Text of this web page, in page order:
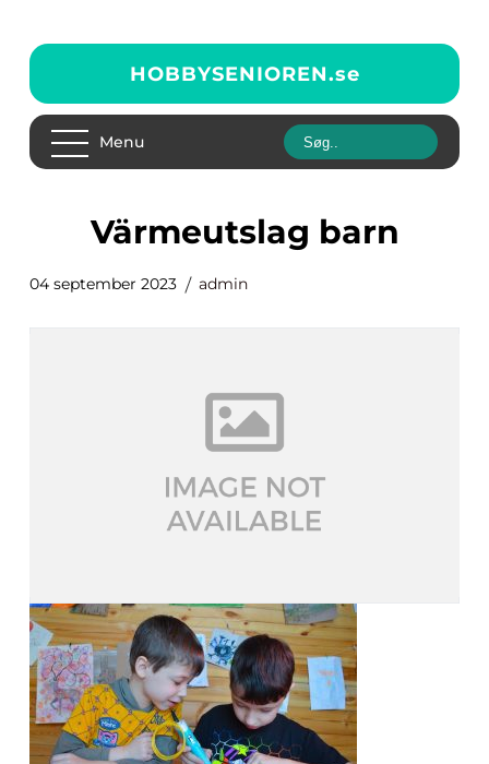
HOBBYSENIOREN.se
Menu
värmeutslag barn
04 september 2023 admin